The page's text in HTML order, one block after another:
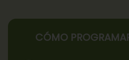
CÓMO